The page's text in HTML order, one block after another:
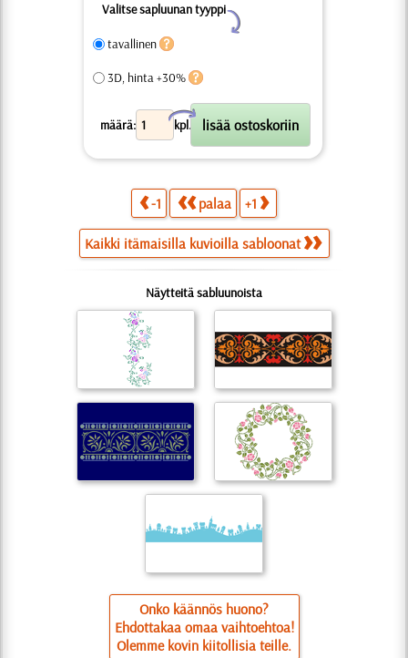
Valitse sapluunan tyyppi
Y
tavallinen
3D, hinta +30%
määrä: kpl.
X
-1 palaa +1
Kaikki itämaisilla kuvioilla sabloonat
Näytteitä sabluunoista
Onko käännös huono?
Ehdottakaa omaa vaihtoehtoa!
Olemme kovin kiitollisia teille.